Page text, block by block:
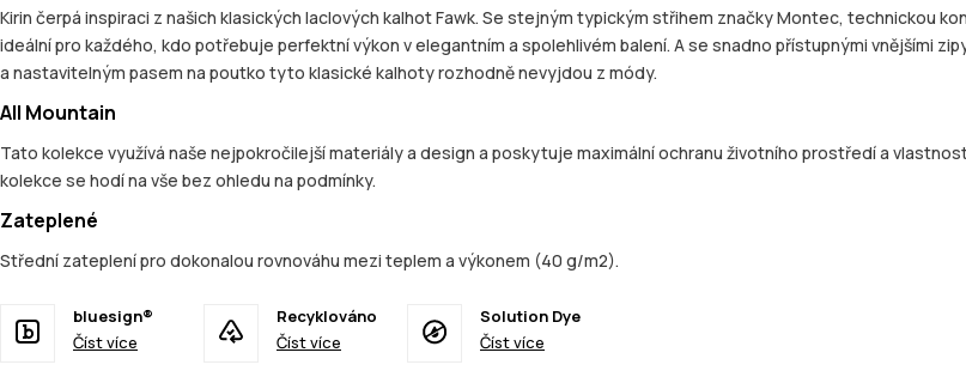
Kirin čerpá inspiraci z našich klasických laclových kalhot Fawk. Se stejným typickým střihem značky Montec, technickou
ideální pro každého, kdo potřebuje perfektní výkon v elegantním a spolehlivém balení. A se snadno přístupnými vnějšími
a nastavitelným pasem na poutko tyto klasické kalhoty rozhodně nevyjdou z módy.
All Mountain
Tato kolekce využívá naše nejpokročilejší materiály a design a poskytuje maximální ochranu životního prostředí a
kolekce se hodí na vše bez ohledu na podmínky.
Zateplené
Střední zateplení pro dokonalou rovnováhu mezi teplem a výkonem (40 g/m2).
bluesign®
Číst více
Recyklováno
Číst více
Solution Dye
Číst více